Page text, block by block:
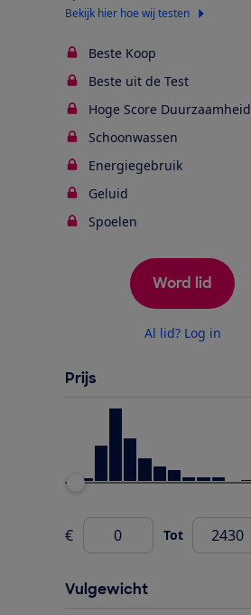
Bekijk hier hoe wij testen
Beste Koop
Beste uit de Test
Hoge Score Duurzaamheid
Schoonwassen
Energiegebruik
Geluid
Spoelen
Word lid
Al lid? Log in
Prijs
€
Van Tot
Vulgewicht